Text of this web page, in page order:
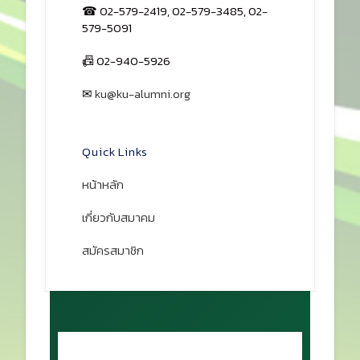
☎ 02-579-2419, 02-579-3485, 02-
579-5091
📠 02-940-5926
✉ku@ku-alumni.org
Quick Links
หน้าหลัก
เกี่ยวกับสมาคม
สมัครสมาชิก